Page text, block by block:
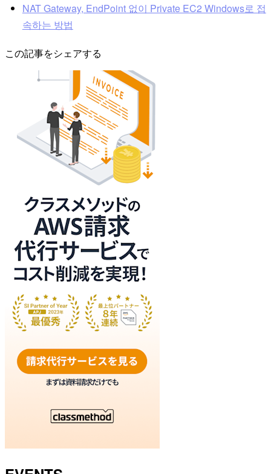
NAT Gateway, EndPoint 없이 Private EC2 Windows로 접
속하는 방법
この記事をシェアする